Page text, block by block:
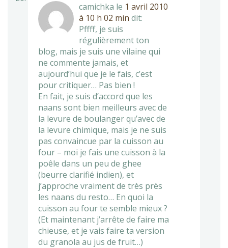
camichka le 1 avril 2010
à 10 h 02 min dit:
Pffff, je suis
régulièrement ton
blog, mais je suis une vilaine qui
ne commente jamais, et
aujourd’hui que je le fais, c’est
pour critiquer… Pas bien !
En fait, je suis d’accord que les
naans sont bien meilleurs avec de
la levure de boulanger qu’avec de
la levure chimique, mais je ne suis
pas convaincue par la cuisson au
four – moi je fais une cuisson à la
poêle dans un peu de ghee
(beurre clarifié indien), et
j’approche vraiment de très près
les naans du resto… En quoi la
cuisson au four te semble mieux ?
(Et maintenant j’arrête de faire ma
chieuse, et je vais faire ta version
du granola au jus de fruit…)